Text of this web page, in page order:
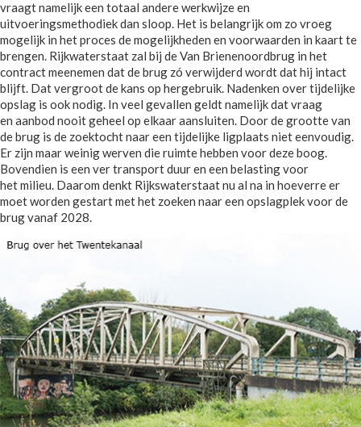
vraagt namelijk een totaal andere werkwijze en
uitvoeringsmethodiek dan sloop. Het is belangrijk om zo vroeg
mogelijk in het proces de mogelijkheden en voorwaarden in kaart te
brengen. Rijkwaterstaat zal bij de Van Brienenoordbrug in het
contract meenemen dat de brug zó verwijderd wordt dat hij intact
blijft. Dat vergroot de kans op hergebruik. Nadenken over tijdelijke
opslag is ook nodig. In veel gevallen geldt namelijk dat vraag
en aanbod nooit geheel op elkaar aansluiten. Door de grootte van
de brug is de zoektocht naar een tijdelijke ligplaats niet eenvoudig.
Er zijn maar weinig werven die ruimte hebben voor deze boog.
Bovendien is een ver transport duur en een belasting voor
het milieu. Daarom denkt Rijkswaterstaat nu al na in hoeverre er
moet worden gestart met het zoeken naar een opslagplek voor de
brug vanaf 2028.